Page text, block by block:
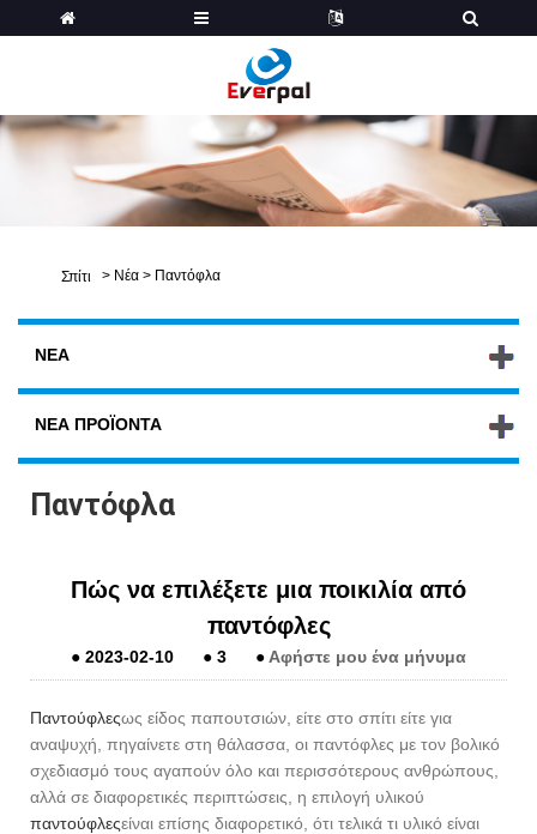
Σπίτι > Νέα > Παντόφλα
ΝΈΑ
ΝΈΑ ΠΡΟΪΌΝΤΑ
Παντόφλα
Πώς να επιλέξετε μια ποικιλία από
παντόφλες
● 2023-02-10 ● 3 ● Αφήστε μου ένα μήνυμα
Παντούφλεςως είδος παπουτσιών, είτε στο σπίτι είτε για
αναψυχή, πηγαίνετε στη θάλασσα, οι παντόφλες με τον βολικό
σχεδιασμό τους αγαπούν όλο και περισσότερους ανθρώπους,
αλλά σε διαφορετικές περιπτώσεις, η επιλογή υλικού
παντούφλεςείναι επίσης διαφορετικό, ότι τελικά τι υλικό είναι